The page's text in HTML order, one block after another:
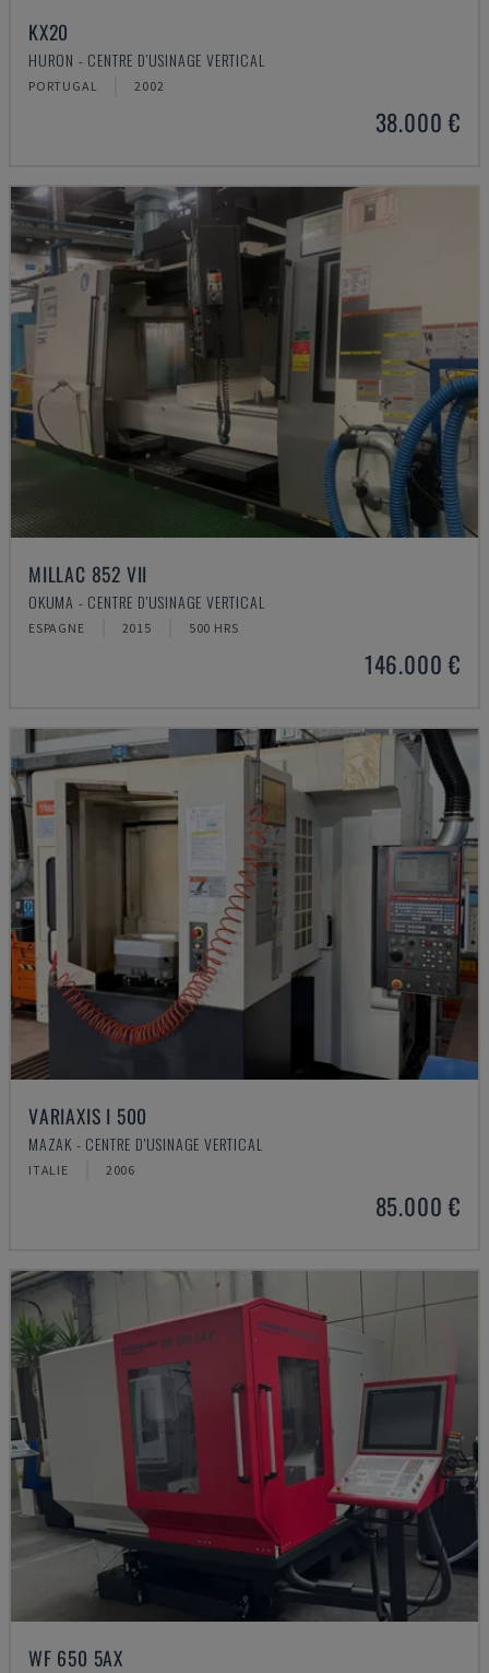
KX20
HURON - CENTRE D'USINAGE VERTICAL
PORTUGAL 2002
38.000 €
MILLAC 852 VII
OKUMA - CENTRE D'USINAGE VERTICAL
ESPAGNE 2015 500 HRS
146.000 €
VARIAXIS I 500
MAZAK - CENTRE D'USINAGE VERTICAL
ITALIE 2006
85.000 €
WF 650 5AX